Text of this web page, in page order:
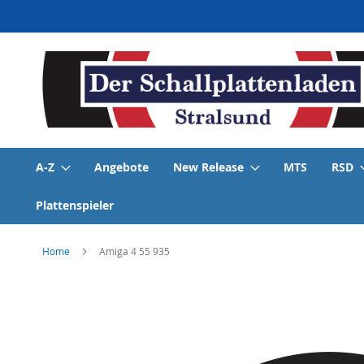
zum
Inhalt
A-Z Angebote New Release MTS RSD
Plattenspieler
Home Amiga 4 55 935